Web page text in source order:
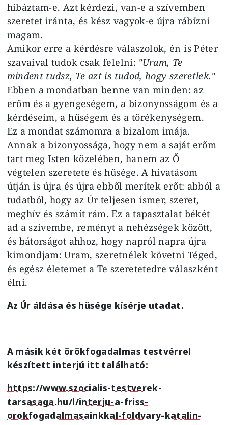
hibáztam-e. Azt kérdezi, van-e a szívemben
szeretet iránta, és kész vagyok-e újra rábízni
magam.
Amikor erre a kérdésre válaszolok, én is Péter
szavaival tudok csak felelni: "Uram, Te
mindent tudsz, Te azt is tudod, hogy szeretlek."
Ebben a mondatban benne van minden: az
erőm és a gyengeségem, a bizonyosságom és a
kérdéseim, a hűségem és a törékenységem.
Ez a mondat számomra a bizalom imája.
Annak a bizonyossága, hogy nem a saját erőm
tart meg Isten közelében, hanem az Ő
végtelen szeretete és hűsége. A hivatásom
útján is újra és újra ebből merítek erőt: abból a
tudatból, hogy az Úr teljesen ismer, szeret,
meghív és számít rám. Ez a tapasztalat békét
ad a szívembe, reményt a nehézségek között,
és bátorságot ahhoz, hogy napról napra újra
kimondjam: Uram, szeretnélek követni Téged,
és egész életemet a Te szeretetedre válaszként
élni.
Az Úr áldása és hűsége kísérje utadat.
A másik két örökfogadalmas testvérrel
készített interjú itt található:
https://www.szocialis-testverek-
tarsasaga.hu/l/interju-a-friss-
orokfogadalmasainkkal-foldvary-katalin-